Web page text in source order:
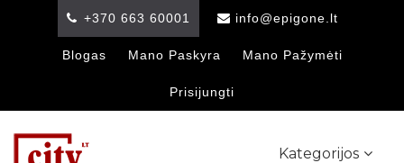
+370 663 60001 info@epigone.lt
Blogas Mano Paskyra Mano Pažymėti
Prisijungti
Kategorijos